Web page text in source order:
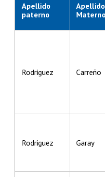
Apellido
paterno
Apellido
Materno
Rodriguez Carreño
Rodriguez Garay